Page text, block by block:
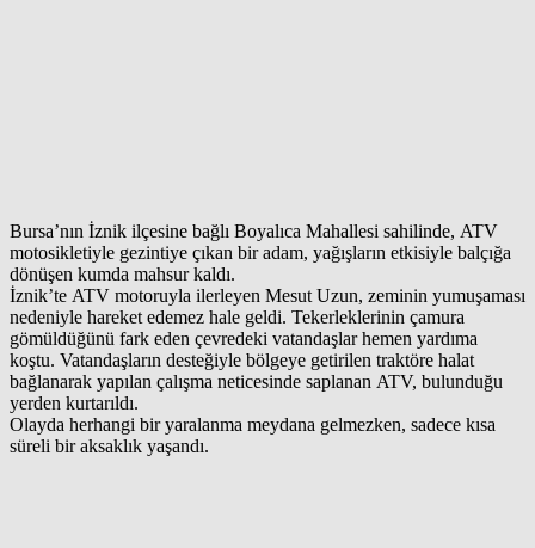
Bursa’nın İznik ilçesine bağlı Boyalıca Mahallesi sahilinde, ATV
motosikletiyle gezintiye çıkan bir adam, yağışların etkisiyle balçığa
dönüşen kumda mahsur kaldı.
İznik’te ATV motoruyla ilerleyen Mesut Uzun, zeminin yumuşaması
nedeniyle hareket edemez hale geldi. Tekerleklerinin çamura
gömüldüğünü fark eden çevredeki vatandaşlar hemen yardıma
koştu. Vatandaşların desteğiyle bölgeye getirilen traktöre halat
bağlanarak yapılan çalışma neticesinde saplanan ATV, bulunduğu
yerden kurtarıldı.
Olayda herhangi bir yaralanma meydana gelmezken, sadece kısa
süreli bir aksaklık yaşandı.